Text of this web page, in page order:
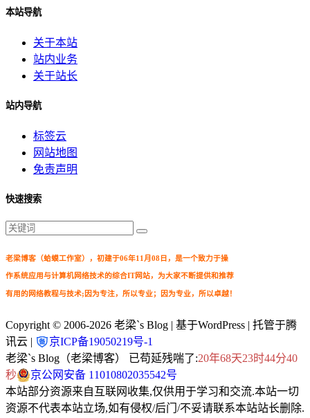
本站导航
关于本站
站内业务
关于站长
站内导航
标签云
网站地图
免责声明
快速搜索
老梁博客（蛤蟆工作室），初建于06年11月08日，是一个致力于操
作系统应用与计算机网络技术的综合IT网站，为大家不断提供和推荐
有用的网络教程与技术;因为专注，所以专业；因为专业，所以卓越！
Copyright © 2006-2026 老梁`s Blog | 基于WordPress | 托管于腾
讯云 |
京ICP备19050219号-1
老梁`s Blog（老梁博客） 已苟延残喘了:20年68天23时44分41
秒
京公网安备 11010802035542号
本站部分资源来自互联网收集,仅供用于学习和交流.本站一切
资源不代表本站立场,如有侵权/后门/不妥请联系本站站长删除.